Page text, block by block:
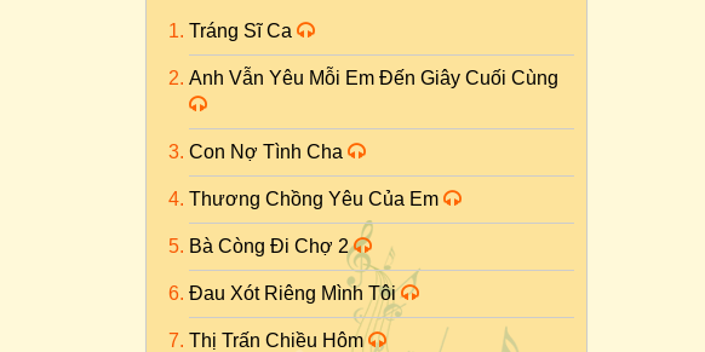
Tráng Sĩ Ca
Anh Vẫn Yêu Mỗi Em Đến Giây Cuối Cùng
Con Nợ Tình Cha
Thương Chồng Yêu Của Em
Bà Còng Đi Chợ 2
Đau Xót Riêng Mình Tôi
Thị Trấn Chiều Hôm